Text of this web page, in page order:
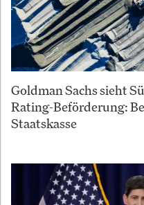
Goldman Sachs sieht
Rating-Beförderung:
Staatskasse